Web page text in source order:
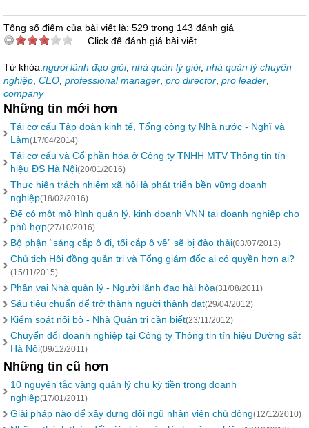
Tổng số điểm của bài viết là: 529 trong 143 đánh giá
Click để đánh giá bài viết
Từ khóa:người lãnh đạo giỏi, nhà quản lý giỏi, nhà quản lý chuyên
nghiệp CEO professional manager pro director pro leader
company
Những tin mới hơn
Tái cơ cấu Tập đoàn kinh tế, Tổng công ty Nhà nước - Nghĩ và
Làm(17/04/2014)
Tái cơ cấu và Cổ phần hóa ở Công ty TNHH MTV Thông tin tín
hiệu ĐS Hà Nội(20/01/2016)
Thực hiện trách nhiệm xã hội là phát triển bền vững doanh
nghiệp(18/02/2016)
Để có một mô hình quản lý, kinh doanh VNN tại doanh nghiệp cho
phù hợp(27/10/2016)
Bộ phận “sáng cắp ô đi, tối cắp ô về” sẽ bị đào thải(03/07/2013)
Chủ tịch Hội đồng quản trị và Tổng giám đốc ai có quyền hơn ai?
(15/11/2015)
Phân vai Nhà quản lý - Người lãnh đạo hài hòa(31/08/2011)
Sáu tiêu chuẩn để trở thành người thành đạt(29/04/2012)
Kiểm soát nội bộ - Nhà Quản trị cần biết(23/11/2012)
Chuyển đổi doanh nghiệp tại Công ty Thông tin tín hiệu Đường sắt
Hà Nội(09/12/2011)
Những tin cũ hơn
10 nguyên tắc vàng quản lý chu kỳ tiền trong doanh
nghiệp(17/01/2011)
Giải pháp nào để xây dựng đội ngũ nhân viên chủ động(12/12/2010)